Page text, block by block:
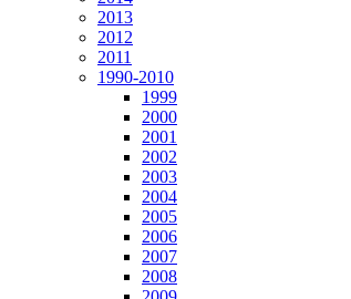
2013
2012
2011
1990-2010
1999
2000
2001
2002
2003
2004
2005
2006
2007
2008